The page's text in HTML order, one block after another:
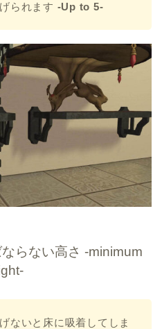
られます -Up to 5-
らない高さ -minimum
ないと床に吸着してしま